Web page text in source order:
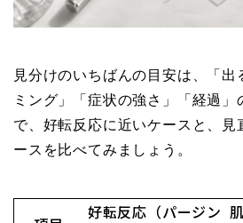
見分けのいちばんの目安は、「出
ミング」「症状の強さ」「経過」
で、好転反応に近いケースと、見
ースを比べてみましょう。
好転反応（パージン